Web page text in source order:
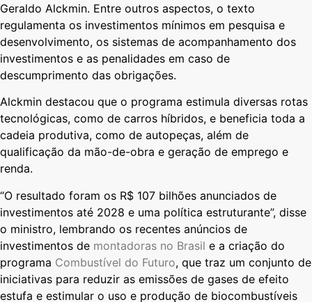
Geraldo Alckmin. Entre outros aspectos, o texto
regulamenta os investimentos mínimos em pesquisa e
desenvolvimento, os sistemas de acompanhamento dos
investimentos e as penalidades em caso de
descumprimento das obrigações.
Alckmin destacou que o programa estimula diversas rotas
tecnológicas, como de carros híbridos, e beneficia toda a
cadeia produtiva, como de autopeças, além de
qualificação da mão-de-obra e geração de emprego e
renda.
“O resultado foram os R$ 107 bilhões anunciados de
investimentos até 2028 e uma política estruturante”, disse
o ministro, lembrando os recentes anúncios de
investimentos de montadoras no Brasil e a criação do
programa Combustível do Futuro, que traz um conjunto de
iniciativas para reduzir as emissões de gases de efeito
estufa e estimular o uso e produção de biocombustíveis